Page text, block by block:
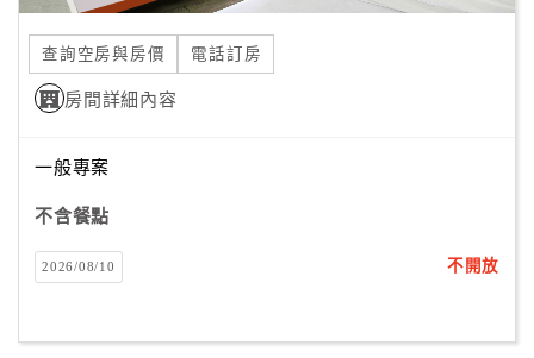
查詢空房與房價 電話訂房
房間詳細內容
一般專案
不含餐點
2026/08/10 不開放